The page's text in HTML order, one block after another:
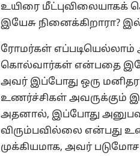
உயிரை மீட்புவிலையாகக்
இயேசு நினைக்கிறாரா?
ரோமர்கள் எப்படியெல்லாம்
கொல்வார்கள் என்பதை
அவர் இப்போது ஒரு
உணர்ச்சிகள் அவருக்கும்
அதனால், இப்போது
விரும்பவில்லை
முக்கியமாக, அவர்